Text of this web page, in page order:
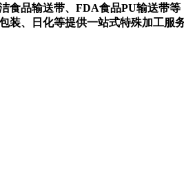
食品输送带、FDA食品PU输送带
装、日化等提供一站式特殊加工服